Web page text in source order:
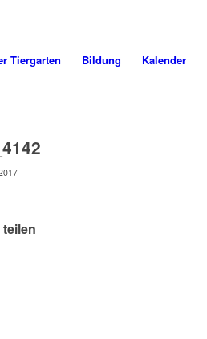
Tiergarten Bildung Kalender